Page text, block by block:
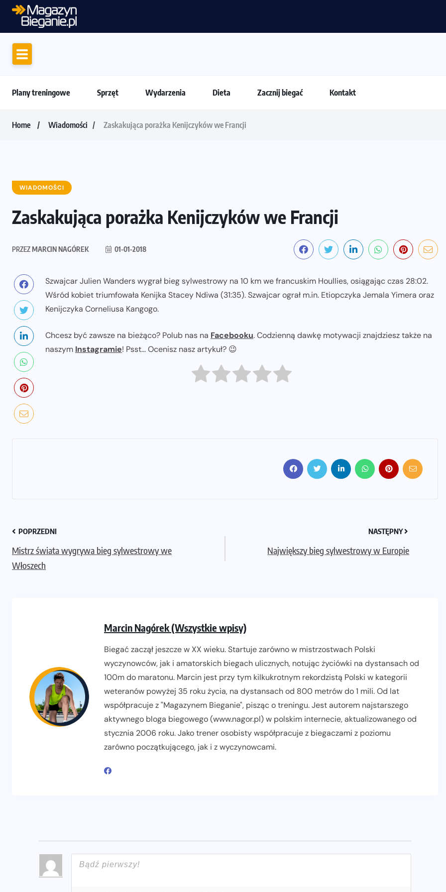
Plany treningowe Sprzęt Wydarzenia Dieta Zacznij biegać Kontakt
Home Wiadomości Zaskakująca porażka Kenijczyków we Francji
WIADOMOŚCI
Zaskakująca porażka Kenijczyków we Francji
PRZEZMARCIN NAGÓREK 01-01-2018
Szwajcar Julien Wanders wygrał bieg sylwestrowy na 10 km we francuskim Houllies, osiągając czas 28:02.
Wśród kobiet triumfowała Kenijka Stacey Ndiwa (31:35). Szwajcar ograł m.in. Etiopczyka Jemala Yimera oraz
Kenijczyka Corneliusa Kangogo.
Chcesz być zawsze na bieżąco? Polub nas na Facebooku. Codzienną dawkę motywacji znajdziesz także na
naszym Instagramie! Psst... Ocenisz nasz artykuł? 😉
POPRZEDNI
Mistrz świata wygrywa bieg sylwestrowy we
Włoszech
NASTĘPNY
Największy bieg sylwestrowy w Europie
Marcin Nagórek (Wszystkie wpisy)
Biegać zaczął jeszcze w XX wieku. Startuje zarówno w mistrzostwach Polski
wyczynowców, jak i amatorskich biegach ulicznych, notując życiówki na dystansach od
100m do maratonu. Marcin jest przy tym kilkukrotnym rekordzistą Polski w kategorii
weteranów powyżej 35 roku życia, na dystansach od 800 metrów do 1 mili. Od lat
współpracuje z "Magazynem Bieganie", pisząc o treningu. Jest autorem najstarszego
aktywnego bloga biegowego (www.nagor.pl) w polskim internecie, aktualizowanego od
stycznia 2006 roku. Jako trener osobisty współpracuje z biegaczami z poziomu
zarówno początkującego, jak i z wyczynowcami.
AKTUALNOŚCI INFORMACJE PRASOWE